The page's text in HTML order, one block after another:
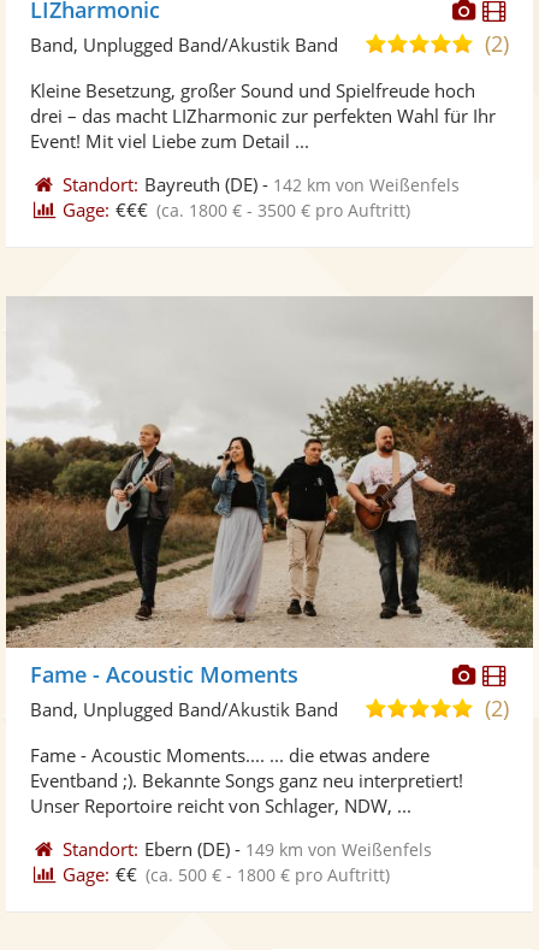
LIZharmonic
5,0
5
(2)
Band, Unplugged Band/Akustik Band
Kleine Besetzung, großer Sound und Spielfreude hoch
drei – das macht LIZharmonic zur perfekten Wahl für Ihr
Event! Mit viel Liebe zum Detail ...
Standort: Bayreuth (DE) - 142 km von Weißenfels
Gage: €€€ (ca. 1800 € - 3500 € pro Auftritt)
Fame - Acoustic Moments
5,0(2)
Band, Unplugged Band/Akustik Band
Fame - Acoustic Moments.... ... die etwas andere
Eventband ;). Bekannte Songs ganz neu interpretiert!
Unser Reportoire reicht von Schlager, NDW, ...
Standort: Ebern (DE) - 149 km von Weißenfels
Gage: €€ (ca. 500 € - 1800 € pro Auftritt)